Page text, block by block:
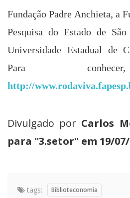
Fundação Padre Anchieta, a
Pesquisa do Estado de
Universidade Estadual de
Para
http://
Divulgado por Carlos
para "3.setor" em 19/07/
tags: Biblioteconomia